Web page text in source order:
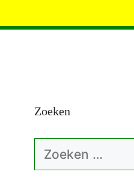
Zoeken
Zoek
naar: